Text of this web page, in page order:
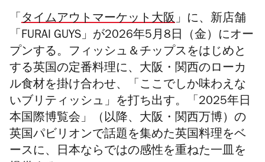
「 タイムアウトマーケット大阪」に、新店舗
「 FURAI GUYS」が2026年5月 8 日（金）にオー
プンする。フィッシュ＆チップスをはじめと
する英国の定番料理に、大阪・関西のローカ
ル食材を掛け合わせ、「ここでしか味わえな
いブリティッシュ」を打ち出す。「 2025年日
本国際博覧会」（以降、大阪・関西万博）の
英国パビリオンで話題を集めた英国料理をベ
ースに、日本ならではの感性を重ねた一皿を